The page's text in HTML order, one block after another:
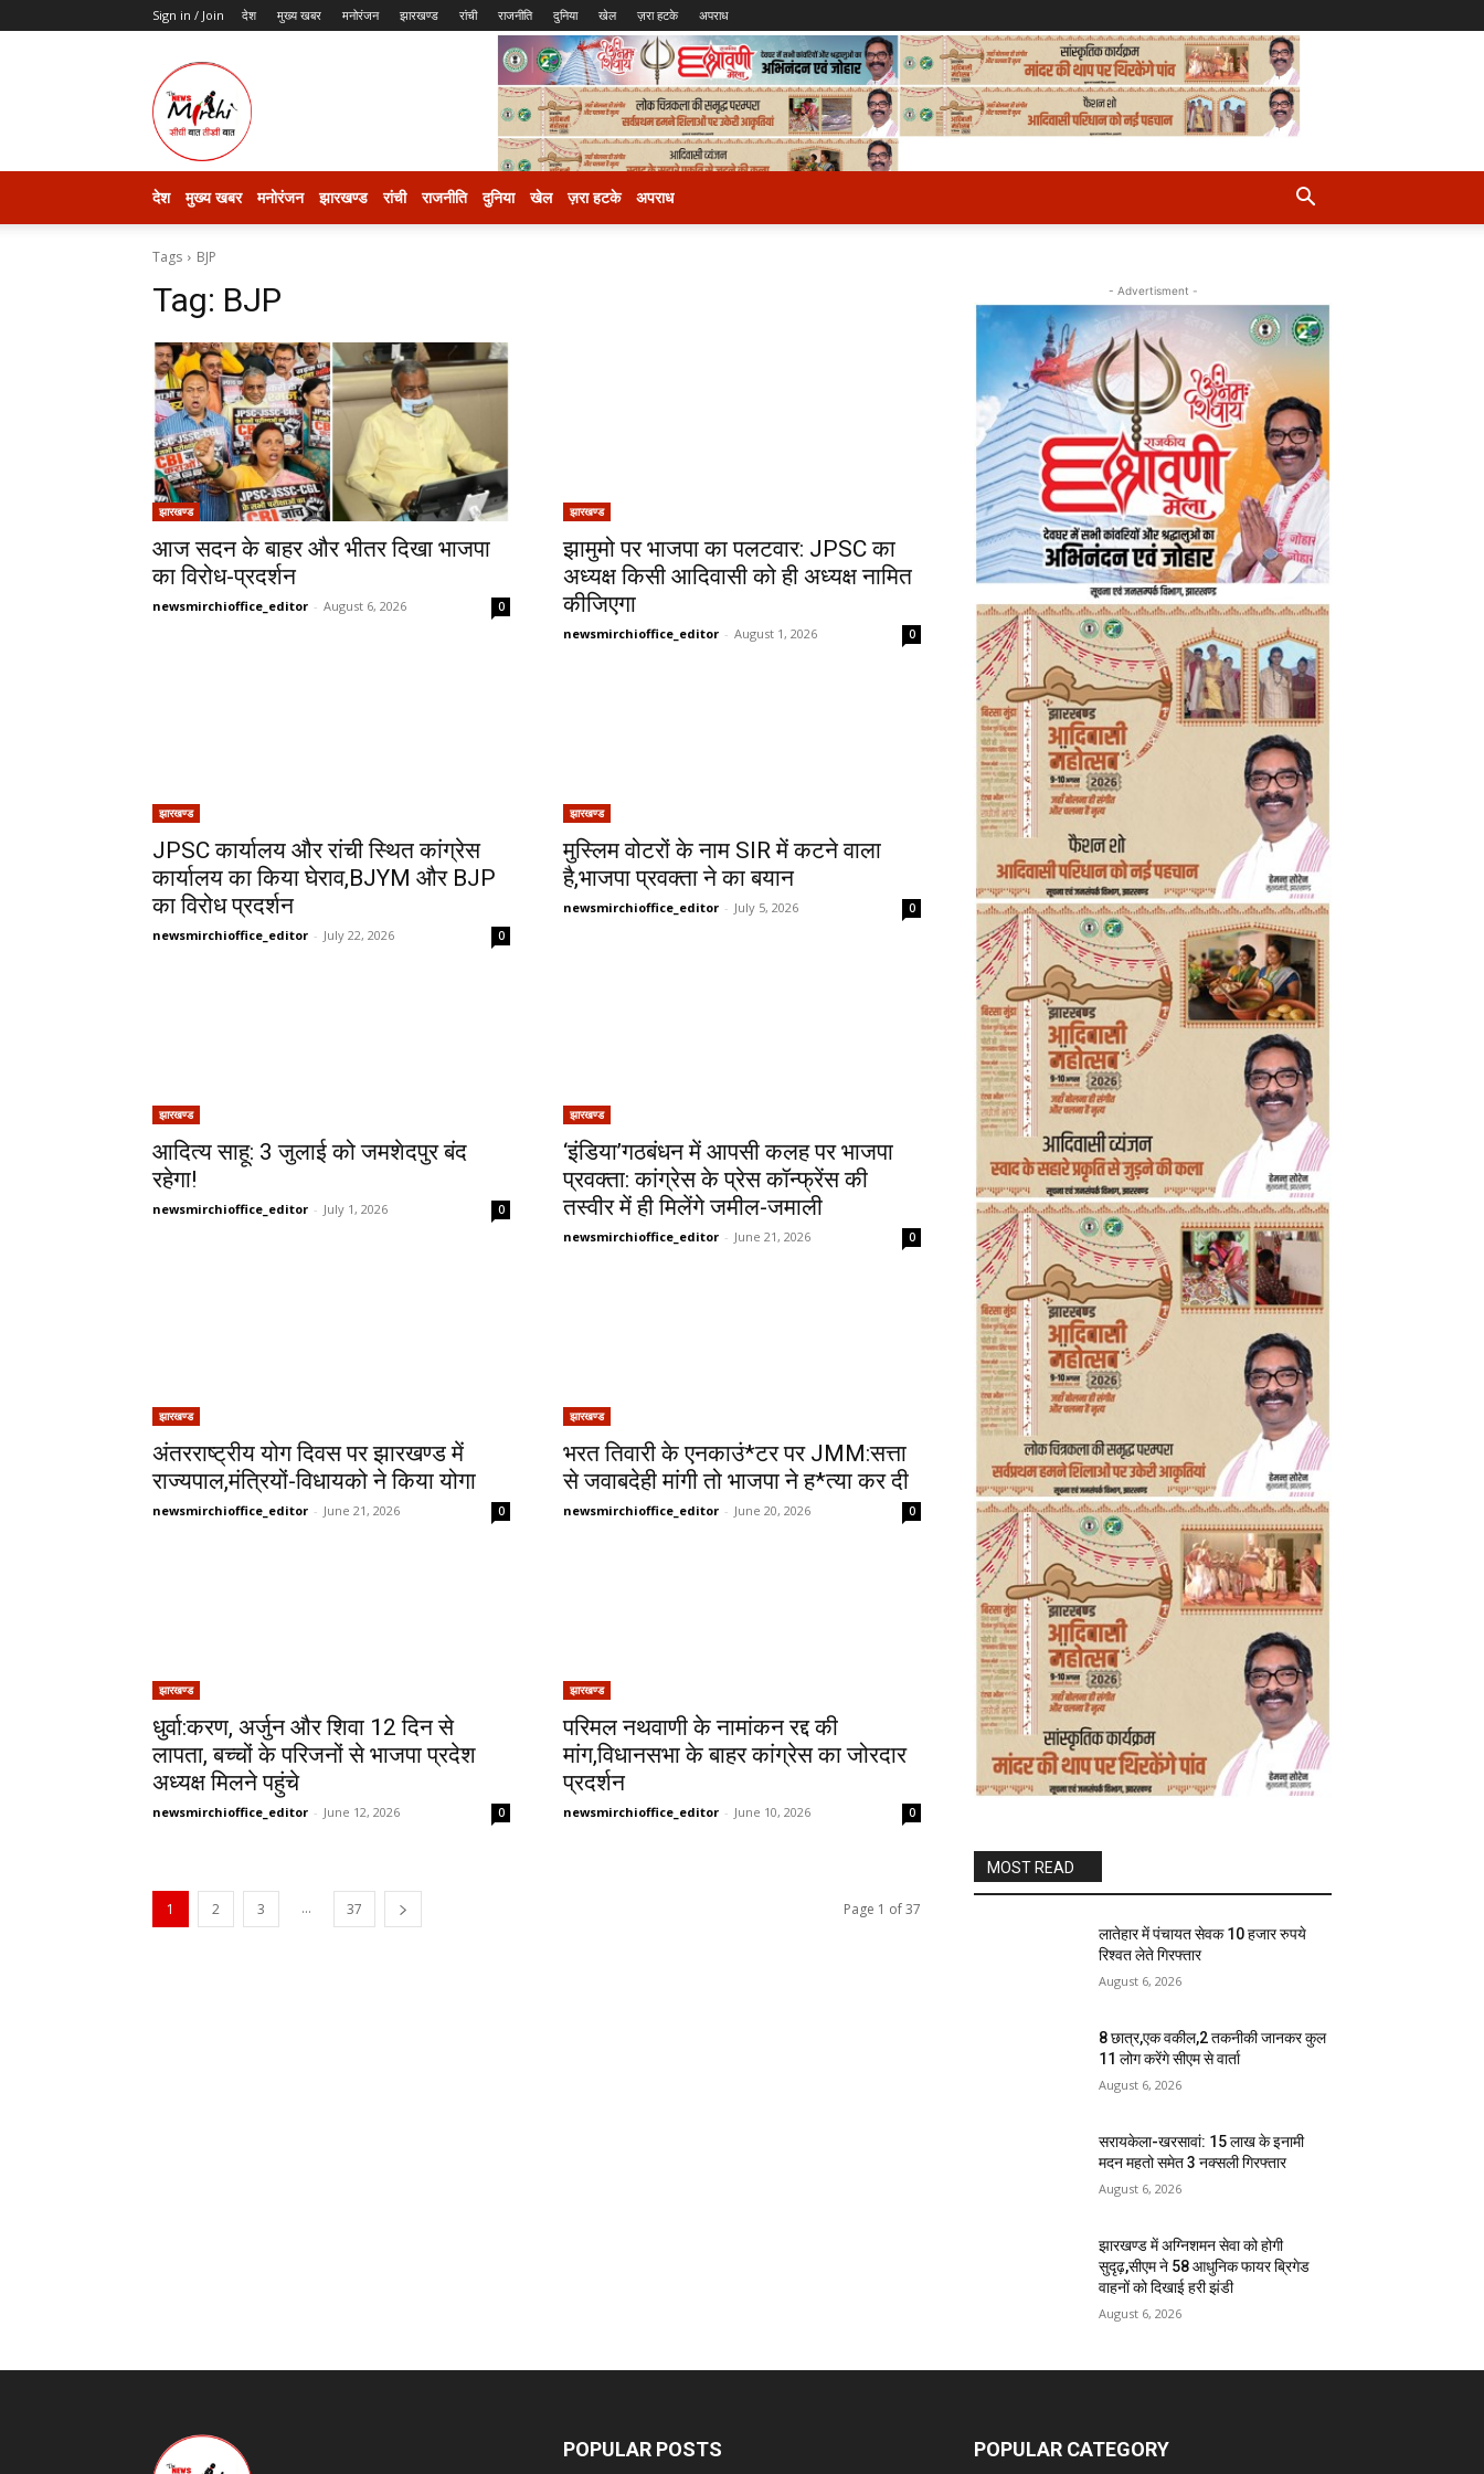
Sign in / Join देश मुख्य खबर मनोरंजन झारखण्ड रांची राजनीति दुनिया खेल ज़रा हटके अपराध
देश मुख्य खबर मनोरंजन झारखण्ड रांची राजनीति दुनिया खेल ज़रा हटके अपराध
Tags BJP
Tag: BJP
झारखण्ड
आज सदन के बाहर और भीतर दिखा भाजपा
का विरोध-प्रदर्शन
newsmirchioffice_editor - August 6, 2026 0
झारखण्ड
झामुमो पर भाजपा का पलटवार: JPSC का
अध्यक्ष किसी आदिवासी को ही अध्यक्ष नामित
कीजिएगा
newsmirchioffice_editor - August 1, 2026 0
झारखण्ड
JPSC कार्यालय और रांची स्थित कांग्रेस
कार्यालय का किया घेराव,BJYM और BJP
का विरोध प्रदर्शन
newsmirchioffice_editor - July 22, 2026 0
झारखण्ड
मुस्लिम वोटरों के नाम SIR में कटने वाला
है,भाजपा प्रवक्ता ने का बयान
newsmirchioffice_editor - July 5, 2026 0
झारखण्ड
आदित्य साहू: 3 जुलाई को जमशेदपुर बंद
रहेगा!
newsmirchioffice_editor - July 1, 2026 0
झारखण्ड
‘इंडिया’गठबंधन में आपसी कलह पर भाजपा
प्रवक्ता: कांग्रेस के प्रेस कॉन्फ्रेंस की
तस्वीर में ही मिलेंगे जमील-जमाली
newsmirchioffice_editor - June 21, 2026 0
झारखण्ड
अंतरराष्ट्रीय योग दिवस पर झारखण्ड में
राज्यपाल,मंत्रियों-विधायको ने किया योगा
newsmirchioffice_editor - June 21, 2026 0
झारखण्ड
भरत तिवारी के एनकाउं*टर पर JMM:सत्ता
से जवाबदेही मांगी तो भाजपा ने ह*त्या कर दी
newsmirchioffice_editor - June 20, 2026 0
झारखण्ड
धुर्वा:करण, अर्जुन और शिवा 12 दिन से
लापता, बच्चों के परिजनों से भाजपा प्रदेश
अध्यक्ष मिलने पहुंचे
newsmirchioffice_editor - June 12, 2026 0
झारखण्ड
परिमल नथवाणी के नामांकन रद्द की
मांग,विधानसभा के बाहर कांग्रेस का जोरदार
प्रदर्शन
newsmirchioffice_editor - June 10, 2026 0
1 2 3 ... 37 Page 1 of 37
- Advertisment -
MOST READ
लातेहार में पंचायत सेवक 10 हजार रुपये
रिश्वत लेते गिरफ्तार
August 6, 2026
8 छात्र,एक वकील,2 तकनीकी जानकर कुल
11 लोग करेंगे सीएम से वार्ता
August 6, 2026
सरायकेला-खरसावां: 15 लाख के इनामी
मदन महतो समेत 3 नक्सली गिरफ्तार
August 6, 2026
झारखण्ड में अग्निशमन सेवा को होगी
सुदृढ़,सीएम ने 58 आधुनिक फायर ब्रिगेड
वाहनों को दिखाई हरी झंडी
August 6, 2026
POPULAR POSTS POPULAR CATEGORY